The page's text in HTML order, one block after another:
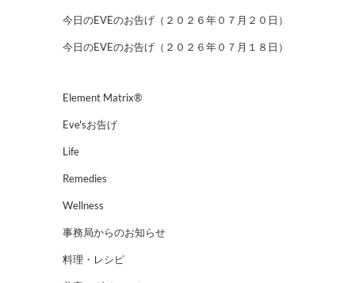
今日のEVEのお告げ（２０２６年０７月２０日）
今日のEVEのお告げ（２０２６年０７月１８日）
Element Matrix®
Eve'sお告げ
Life
Remedies
Wellness
事務局からのお知らせ
料理・レシピ